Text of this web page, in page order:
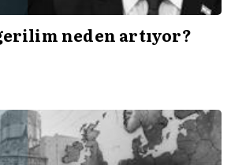
neden artıyor?